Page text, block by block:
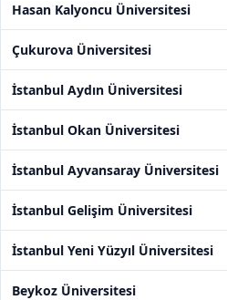
Hasan Kalyoncu Üniversitesi
Çukurova Üniversitesi
İstanbul Aydın Üniversitesi
İstanbul Okan Üniversitesi
İstanbul Ayvansaray Üniversitesi
İstanbul Gelişim Üniversitesi
İstanbul Yeni Yüzyıl Üniversitesi
Beykoz Üniversitesi